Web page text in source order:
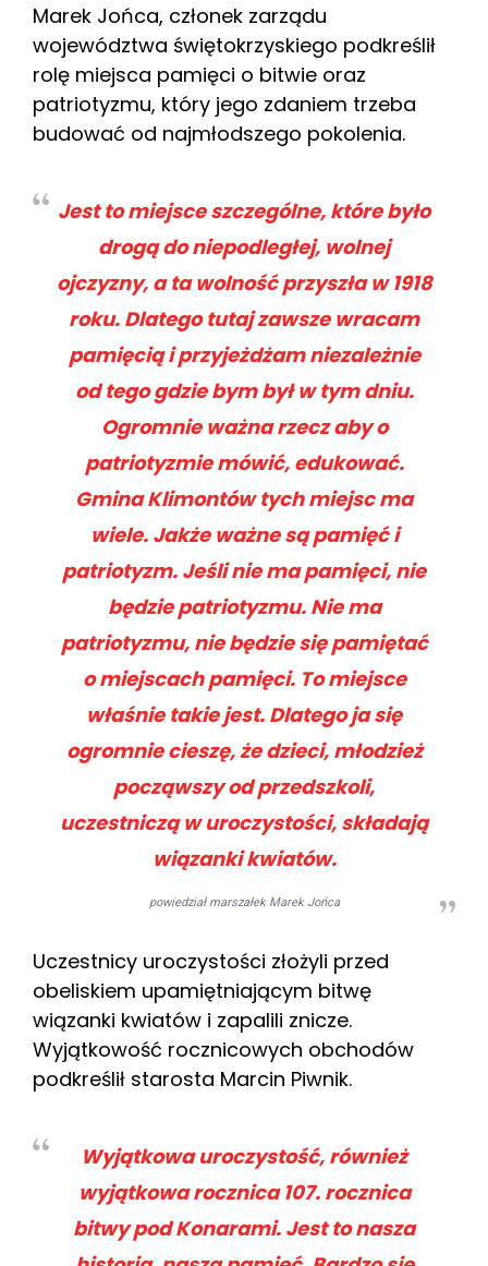
Marek Jońca, członek zarządu
województwa świętokrzyskiego podkreślił
rolę miejsca pamięci o bitwie oraz
patriotyzmu, który jego zdaniem trzeba
budować od najmłodszego pokolenia.
Jest to miejsce szczególne, które było
drogą do niepodległej, wolnej
ojczyzny, a ta wolność przyszła w 1918
roku. Dlatego tutaj zawsze wracam
pamięcią i przyjeżdżam niezależnie
od tego gdzie bym był w tym dniu.
Ogromnie ważna rzecz aby o
patriotyzmie mówić, edukować.
Gmina Klimontów tych miejsc ma
wiele. Jakże ważne są pamięć i
patriotyzm. Jeśli nie ma pamięci, nie
będzie patriotyzmu. Nie ma
patriotyzmu, nie będzie się pamiętać
o miejscach pamięci. To miejsce
właśnie takie jest. Dlatego ja się
ogromnie cieszę, że dzieci, młodzież
począwszy od przedszkoli,
uczestniczą w uroczystości, składają
wiązanki kwiatów.
powiedział marszałek Marek Jońca
Uczestnicy uroczystości złożyli przed
obeliskiem upamiętniającym bitwę
wiązanki kwiatów i zapalili znicze.
Wyjątkowość rocznicowych obchodów
podkreślił starosta Marcin Piwnik.
Wyjątkowa uroczystość, również
wyjątkowa rocznica 107. rocznica
bitwy pod Konarami. Jest to nasza